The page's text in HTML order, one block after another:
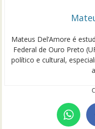
Mateus Del’Amore é
Federal de Ouro Preto
político e cultural,